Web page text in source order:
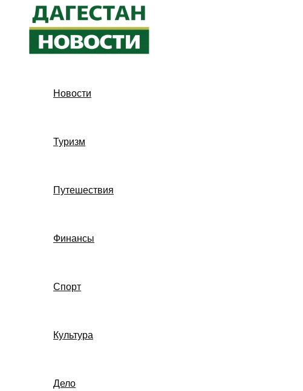
Перейти
содержимому
Новости
Туризм
Путешествия
Финансы
Спорт
Культура
Дело